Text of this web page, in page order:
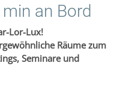
an Bord
Lor-Lux!
Räume zum
Seminare und